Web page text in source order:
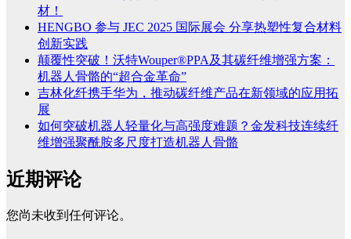
材！
HENGBO 参与 JEC 2025 国际展会 分享热塑性复合材料
创新实践
颠覆性突破！沃特Wouper®PPA及其碳纤维增强方案：
机器人骨骼的“超合金革命”
吉林化纤携手华为，推动碳纤维产品在新领域的应用拓
展
如何突破机器人轻量化与高强度难题？金发科技连续纤
维增强聚酰胺多尺度打造机器人骨骼
近期评论
您尚未收到任何评论。